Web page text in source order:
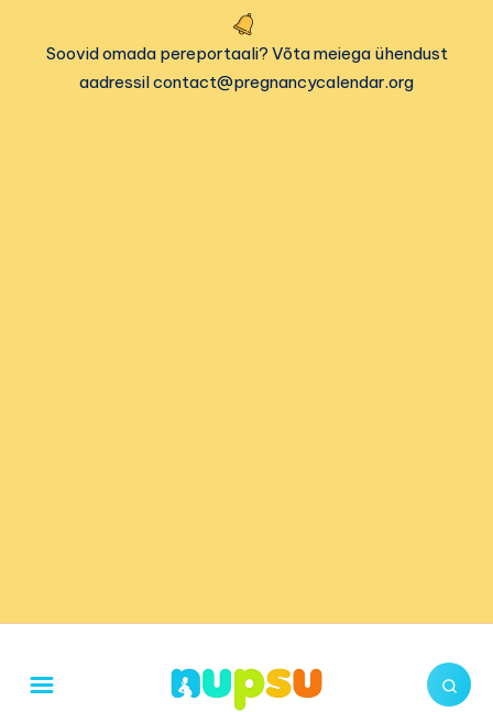
Soovid omada pereportaali? Võta meiega ühendust
aadressil contact@pregnancycalendar.org